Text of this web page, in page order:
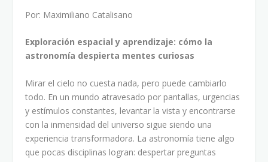
Por: Maximiliano Catalisano
Exploración espacial y aprendizaje: cómo la
astronomía despierta mentes curiosas
Mirar el cielo no cuesta nada, pero puede cambiarlo
todo. En un mundo atravesado por pantallas, urgencias
y estímulos constantes, levantar la vista y encontrarse
con la inmensidad del universo sigue siendo una
experiencia transformadora. La astronomía tiene algo
que pocas disciplinas logran: despertar preguntas